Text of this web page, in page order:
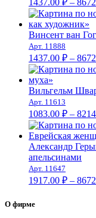
1437.00 ₽ –
Винсент ван
Арт. 11888
1437.00 ₽ –
Вильгельм
Арт. 11613
1083.00 ₽ –
Александр
апельсинами
Арт. 11647
1917.00 ₽ –
О фирме